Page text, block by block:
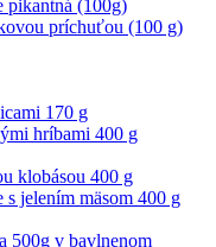
pikantná (100g)
príchuťou (100 g)
170 g
hríbami 400 g
klobásou 400 g
s jelením mäsom 400 g
500g v bavlnenom